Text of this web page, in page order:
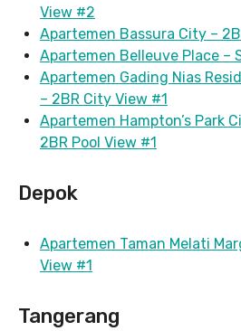
View #2
Apartemen Bassura City –
Apartemen Belleuve Place –
Apartemen Gading Nias
– 2BR City View #1
Apartemen Hampton’s Park
2BR Pool View #1
Depok
Apartemen Taman Melati
View #1
Tangerang